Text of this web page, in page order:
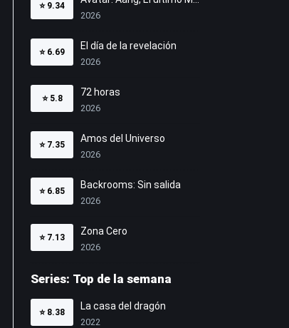
⭐ 9.34
2026
⭐ 6.69
El día de la revelación
2026
⭐ 5.8
72 horas
2026
⭐ 7.35
Amos del Universo
2026
⭐ 6.85
Backrooms: Sin salida
2026
⭐ 7.13
Zona Cero
2026
Series: Top de la semana
⭐ 8.38
La casa del dragón
2022